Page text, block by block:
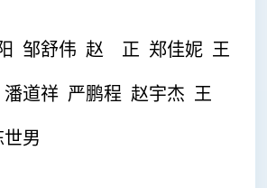
邹舒伟 赵 正 郑佳妮 王
道祥 严鹏程 赵宇杰 王
男